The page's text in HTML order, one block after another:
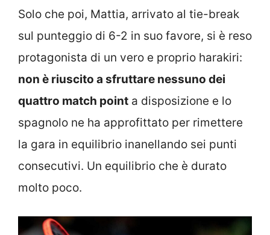
Solo che poi, Mattia, arrivato al tie-break
sul punteggio di 6-2 in suo favore, si è reso
protagonista di un vero e proprio harakiri:
non è riuscito a sfruttare nessuno dei
quattro match point a disposizione e lo
spagnolo ne ha approfittato per rimettere
la gara in equilibrio inanellando sei punti
consecutivi. Un equilibrio che è durato
molto poco.